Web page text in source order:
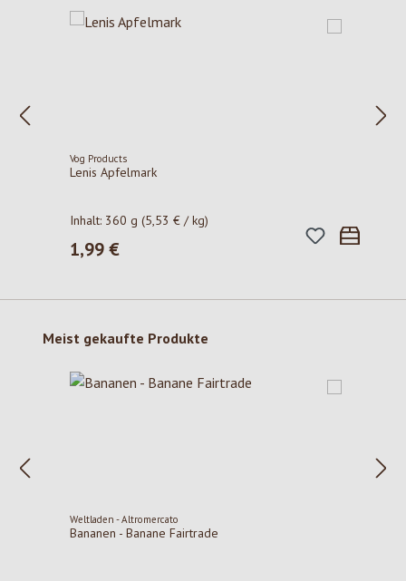
Vog Products
Lenis Apfelmark
Inhalt: 360 g(5,53 € / kg)
Regulärer Preis:
1,99 €
Produktgalerie überspringen
Meist gekaufte Produkte
Weltladen - Altromercato
Bananen - Banane Fairtrade